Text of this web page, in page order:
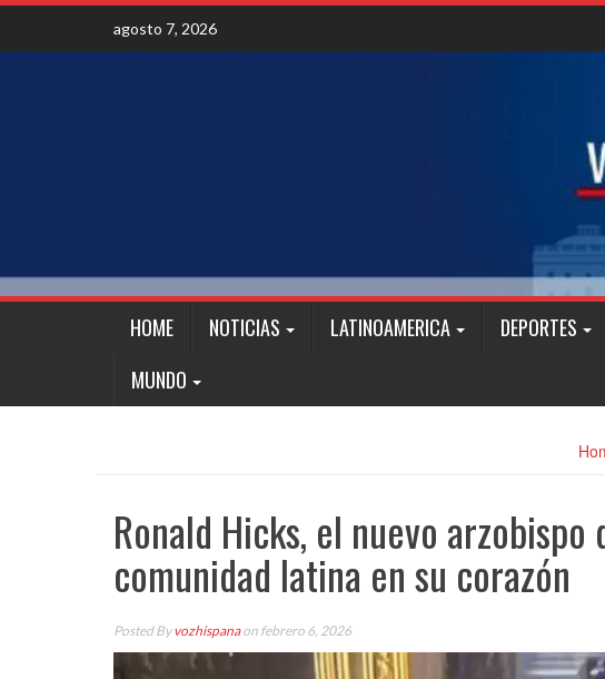
Skip
content
agosto 7, 2026
HOME NOTICIAS LATINOAMERICA DEPORTES
MUNDO
Ronald Hicks, el nuevo arzobispo
comunidad latina en su corazón
Posted Byvozhispanaon febrero 6, 2026